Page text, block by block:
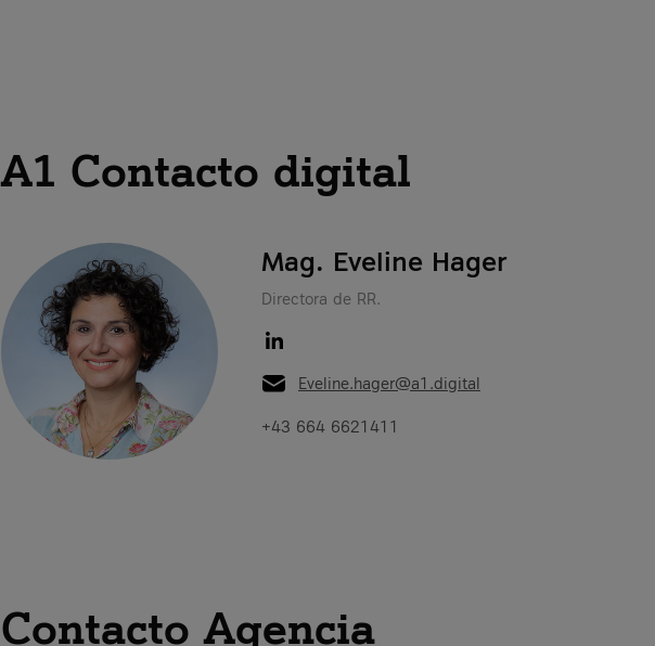
A1 Contacto digital
Mag. Eveline Hager
Directora de RR.
Eveline.hager@a1.digital
+43 664 6621411
Contacto Agencia